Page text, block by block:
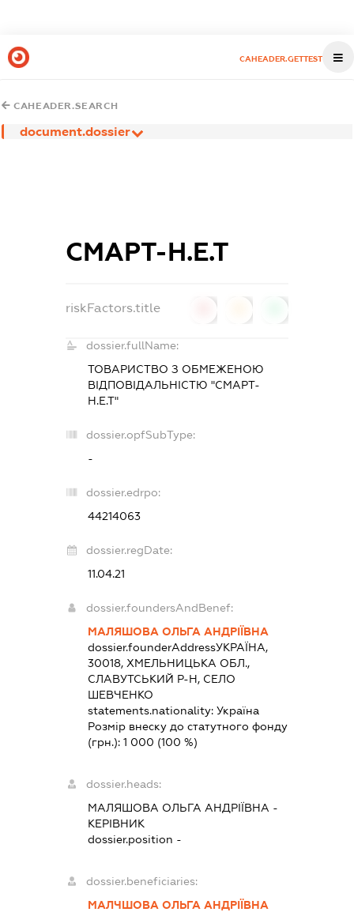
CAHEADER.GETTEST
CAHEADER.SEARCH
document.dossier
СМАРТ-Н.Е.Т
riskFactors.title
dossier.fullName:
ТОВАРИСТВО З ОБМЕЖЕНОЮ
ВІДПОВІДАЛЬНІСТЮ "СМАРТ-
Н.Е.Т"
dossier.opfSubType:
-
dossier.edrpo:
44214063
dossier.regDate:
11.04.21
dossier.foundersAndBenef:
МАЛЯШОВА ОЛЬГА АНДРІЇВНА
dossier.founderAddressУКРАЇНА,
30018, ХМЕЛЬНИЦЬКА ОБЛ.,
СЛАВУТСЬКИЙ Р-Н, СЕЛО
ШЕВЧЕНКО
statements.nationality:Україна
Розмір внеску до статутного фонду
(грн.):1 000 (100 %)
dossier.heads:
МАЛЯШОВА ОЛЬГА АНДРІЇВНА -
КЕРІВНИК
dossier.position -
dossier.beneficiaries:
МАЛЧШОВА ОЛЬГА АНДРІЇВНА